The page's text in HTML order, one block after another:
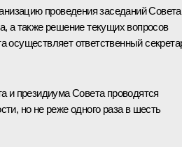
проведения заседаний Совета
а также решение текущих вопросов
осуществляет ответственный
и президиума Совета проводятся
но не реже одного раза в шесть